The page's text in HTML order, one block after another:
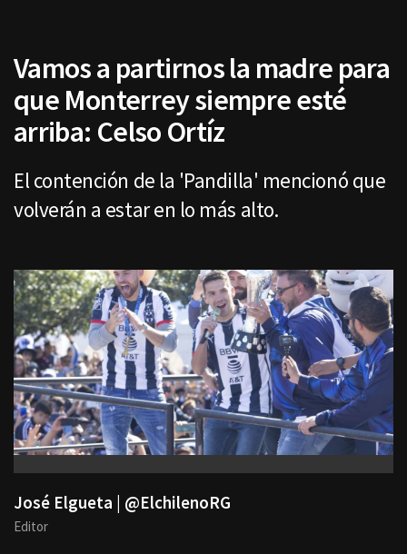
Vamos a partirnos la madre para
que Monterrey siempre esté
arriba: Celso Ortíz
El contención de la 'Pandilla' mencionó que
volverán a estar en lo más alto.
José Elgueta | @ElchilenoRG
Editor